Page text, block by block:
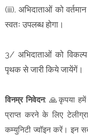
(iii). अभिदाताओं को
स्वतः उपलब्ध होगा।
3/ अभिदाताओं को विकल्प
पृथक से जारी किये जायेंगें।
विनम्र निवेदन: 🙏कृपया
प्राप्त करने के लिए
कम्युनिटी ज्वॉइन करें। इन